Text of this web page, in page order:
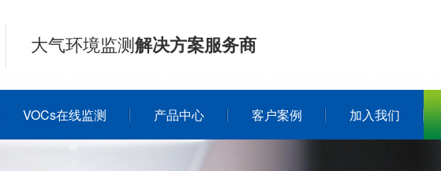
大气环境监测解决方案服务商
VOCs在线监测 产品中心 客户案例 加入我们